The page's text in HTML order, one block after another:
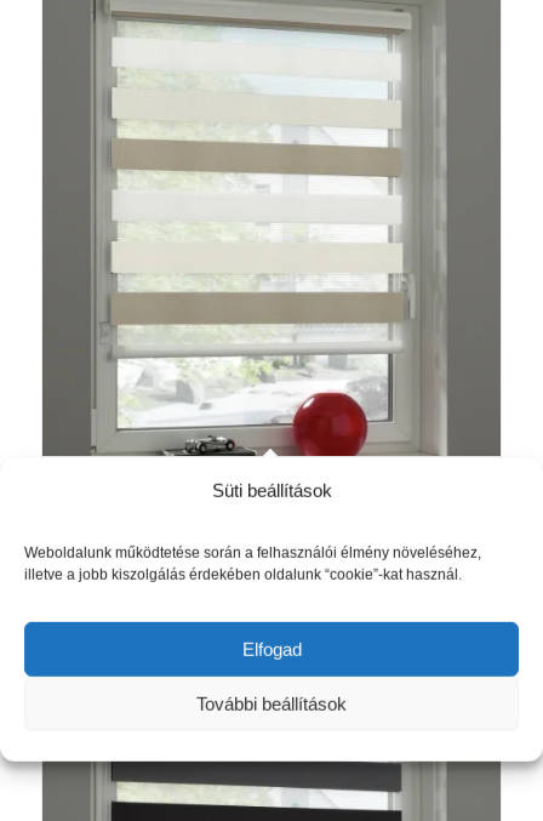
Süti beállítások
Weboldalunk működtetése során a felhasználói élmény növeléséhez,
illetve a jobb kiszolgálás érdekében oldalunk “cookie”-kat használ.
Elfogad
További beállítások
754 Ft
Tokos kazettás fúrás nélkül
6 675Ft – 12 685 FtÁrtartomány:
6
685 Ft